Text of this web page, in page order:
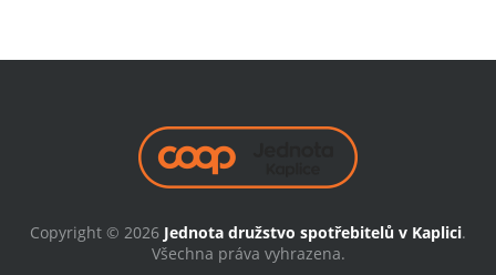
Copyright © 2026 Jednota družstvo spotřebitelů v Kaplici.
Všechna práva vyhrazena.